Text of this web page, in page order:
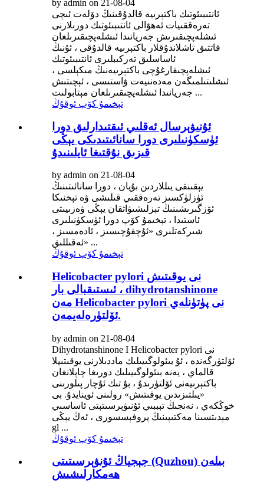
by admin on 21-08-04
ئانتىبىئوتىك باكتېرىيە قالدۇقىنىڭ دۆلەت ئىچى
تەرەققىيات ئەھۋالى ئانتىبىئوتىك دورىلارنى
ئىشلەپچىقىرىش جەريانىدا ئىشلەپچىقىرىلغان
قاتتىق تاشلاندۇقلار باكتېرىيە قالدۇقى ، ئۇنىڭ
ئاساسلىق تەركىبلىرى ئانتىبىئوتىك
ئىشلەپچىقارغۇچى باكتېرىيەنىڭ مىكېلسى ،
ئىشلىتىلمىگەن مەدەنىيەت ۋاستىسى ، ئېچىتىش
جەريانىدا ئىشلەپچىقىرىلغان مېتابولىت ...
تېخىمۇ كۆپ ئوقۇڭ
ئۇنىۋېرسال ئەقلىي ئىقتىدارلىق دورا
ئۈسكۈنىلىرى دورا سانائىتىدىكى يېڭى
قىزىق نۇقتىغا ئايلىنىدۇ
by admin on 21-08-04
يېقىنقى يىللاردىن بۇيان ، دورا سانائىتىنىڭ
ئۈزلۈكسىز تەرەققىي قىلىشى ۋە تېخنىكا
ئۆزگىرىشىنىڭ تېزلىشىۋاتقان يېڭى ۋەزىيىتى
ئاستىدا ، تېخىمۇ كۆپ دورا ئۈسكۈنىلىرى
شىركەتلىرى «ئۇچقۇچىسىز ، ئادەمسىز ،
ئەقىللىق» ...
تېخىمۇ كۆپ ئوقۇڭ
Helicobacter pylori نى يوقىتىش
ئىستىقبالى بار ، dihydrotanshinone
مەن Helicobacter pylori نى پۈتۈنلەي
ئۆلتۈرەلەيمەن.
by admin on 21-08-04
Dihydrotanshinone I Helicobacter pylori نى
ئۆلتۈرگەندە ، ئۇ بىئولوگىيىلىك ماددىلارنى يوقىتىپلا
قالماي ، يەنە بىئولوگىيىلىك دورىغا چاپلانغان
باكتېرىيەنى ئۆلتۈرىدۇ ، بۇ تىك ئۇچار پىلورىنى
«يىلتىزىدىن يوقىتىش» رولىنى ئوينايدۇ. بى
خوڭكەي ، نەنجىڭ تېببىي ئۇنىۋېرسىتېتى ئاساسىي
مېدىتسىنا مەكتىپىنىڭ پروفېسسورى ، ئەڭ يېڭى
gl ...
تېخىمۇ كۆپ ئوقۇڭ
جېجياڭ ئۇنۋېرسىتىتى (Quzhou) بىلەن
ھەمكارلىشىش